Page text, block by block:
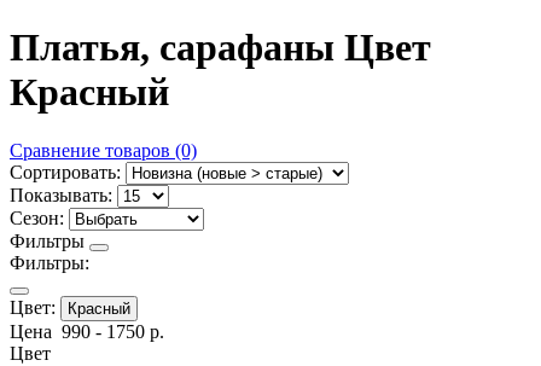
Платья, сарафаны Цвет
Красный
Сравнение товаров (0)
Сортировать:
Показывать:
Сезон:
Фильтры
Фильтры:
Цвет: Красный
Цена 990 - 1750 р.
Цвет